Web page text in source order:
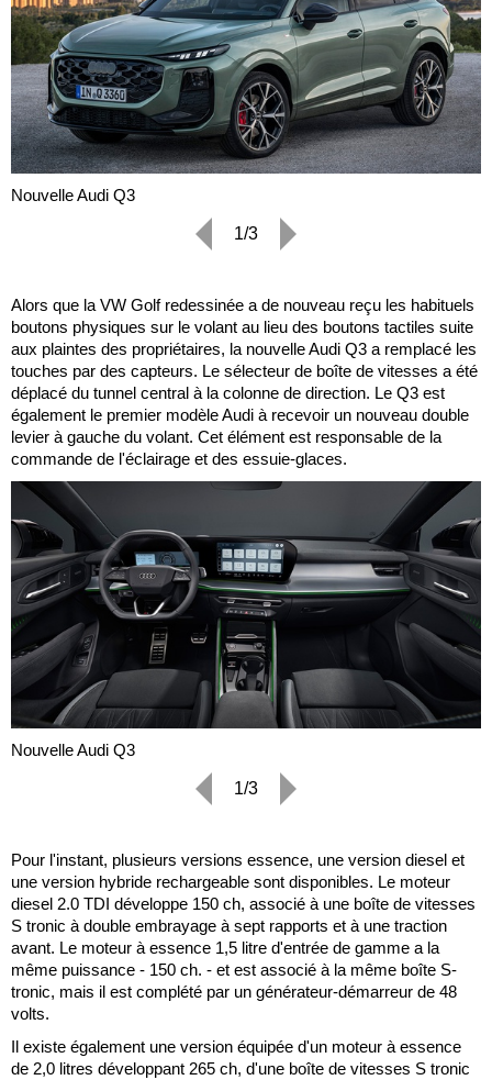
Nouvelle Audi Q3
1/3
Alors que la VW Golf redessinée a de nouveau reçu les habituels
boutons physiques sur le volant au lieu des boutons tactiles suite
aux plaintes des propriétaires, la nouvelle Audi Q3 a remplacé les
touches par des capteurs. Le sélecteur de boîte de vitesses a été
déplacé du tunnel central à la colonne de direction. Le Q3 est
également le premier modèle Audi à recevoir un nouveau double
levier à gauche du volant. Cet élément est responsable de la
commande de l'éclairage et des essuie-glaces.
Nouvelle Audi Q3
1/3
Pour l'instant, plusieurs versions essence, une version diesel et
une version hybride rechargeable sont disponibles. Le moteur
diesel 2.0 TDI développe 150 ch, associé à une boîte de vitesses
S tronic à double embrayage à sept rapports et à une traction
avant. Le moteur à essence 1,5 litre d'entrée de gamme a la
même puissance - 150 ch. - et est associé à la même boîte S-
tronic, mais il est complété par un générateur-démarreur de 48
volts.
Il existe également une version équipée d'un moteur à essence
de 2,0 litres développant 265 ch, d'une boîte de vitesses S tronic